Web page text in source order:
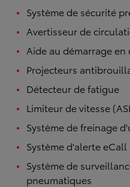
Système de sécurité
Avertisseur de
Aide au démarrage en
Projecteurs
Détecteur de fatigue
Limiteur de vitesse
Système de freinage
Système d'alerte eCall
Système de
pneumatiques